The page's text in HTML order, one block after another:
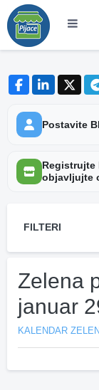
Postavite
Registrujte
objavljujte
FILTERI
Zelena
januar
KALENDAR